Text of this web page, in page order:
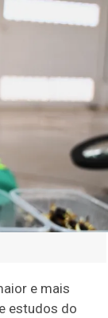
e mais
estudos do